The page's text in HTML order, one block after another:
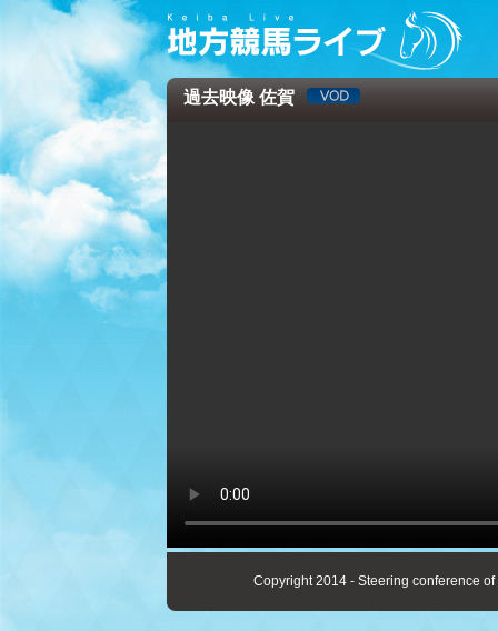
過去映像 佐賀
Copyright 2014 - Steering conference